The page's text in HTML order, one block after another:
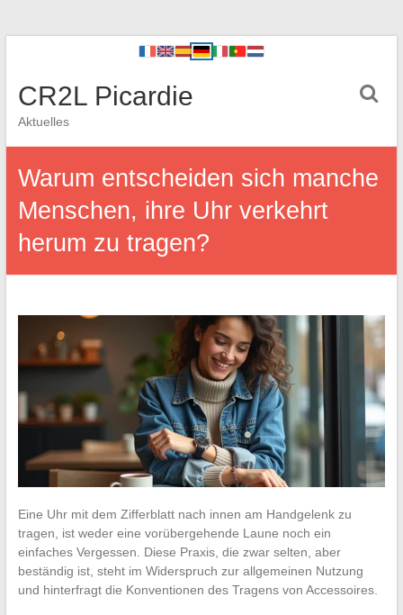
CR2L Picardie
Aktuelles
Warum entscheiden sich manche
Menschen, ihre Uhr verkehrt
herum zu tragen?
Eine Uhr mit dem Zifferblatt nach innen am Handgelenk zu
tragen, ist weder eine vorübergehende Laune noch ein
einfaches Vergessen. Diese Praxis, die zwar selten, aber
beständig ist, steht im Widerspruch zur allgemeinen Nutzung
und hinterfragt die Konventionen des Tragens von Accessoires.